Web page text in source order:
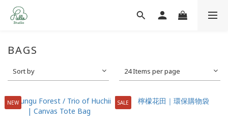
BAGS
Sort by 24 Items per page
NEW SALE